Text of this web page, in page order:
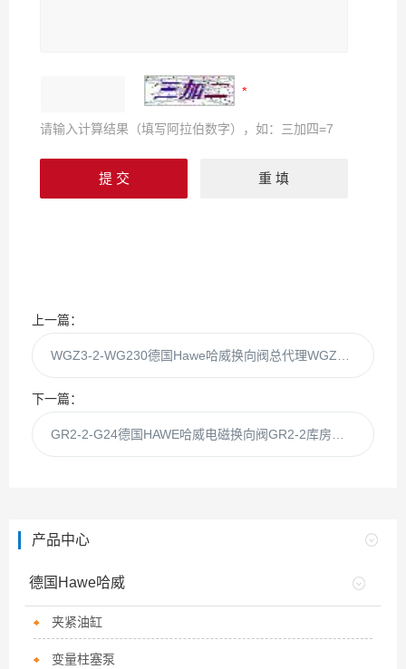
请输入计算结果（填写阿拉伯数字），如：三加四=7
上一篇：
下一篇：
产品中心
德国Hawe哈威
夹紧油缸
变量柱塞泵